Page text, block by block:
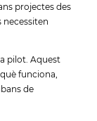
projectes des
necessiten
pilot. Aquest
funciona,
de